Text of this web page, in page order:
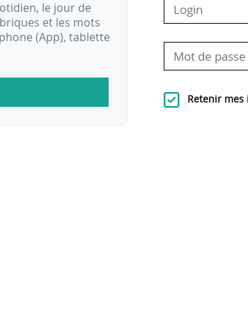
le jour de
et les mots
(App), tablette
Retenir